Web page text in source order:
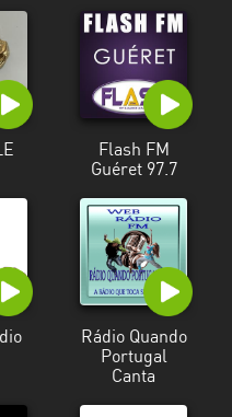
Flash FM
Guéret 97.7
Rádio Quando
Portugal
Canta